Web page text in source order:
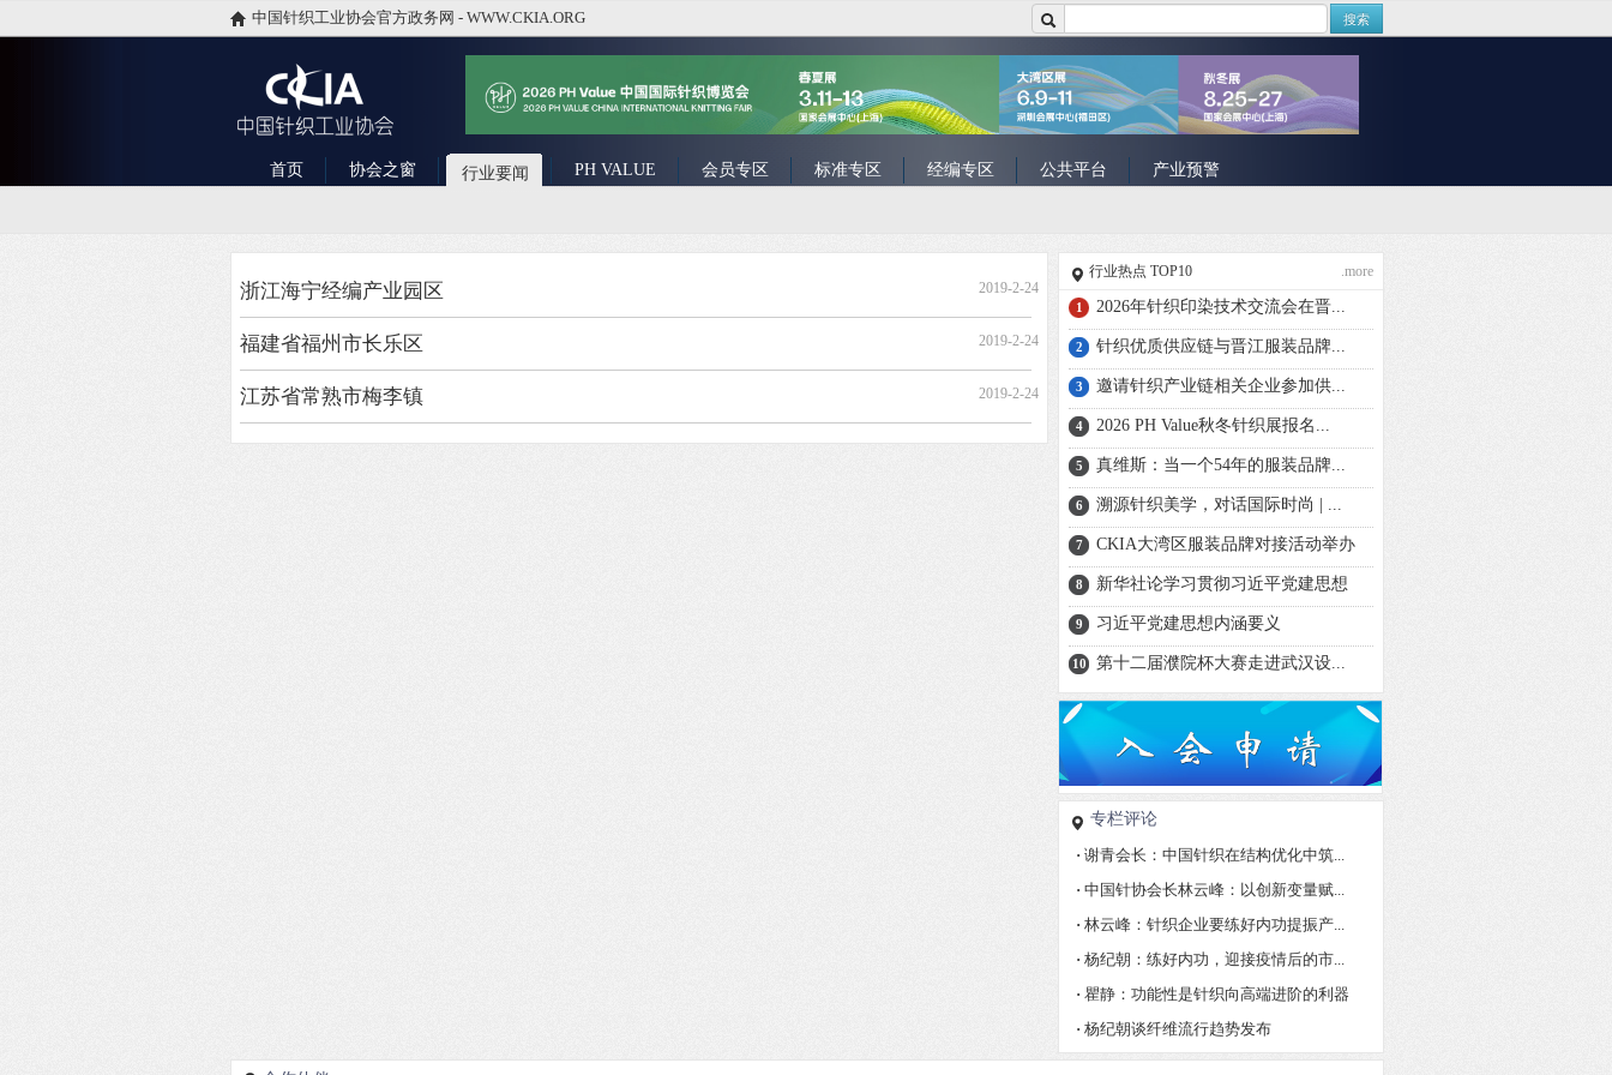
中国针织工业协会官方政务网 - WWW.CKIA.ORG 搜索
首页 协会之窗 行业要闻 PH VALUE 会员专区 标准专区 经编专区 公共平台 产业预警
浙江海宁经编产业园区 2019-2-24
福建省福州市长乐区 2019-2-24
江苏省常熟市梅李镇 2019-2-24
行业热点 TOP10 .more
1 2026年针织印染技术交流会在晋...
2 针织优质供应链与晋江服装品牌...
3 邀请针织产业链相关企业参加供...
4 2026 PH Value秋冬针织展报名...
5 真维斯：当一个54年的服装品牌...
6 溯源针织美学，对话国际时尚 | ...
7 CKIA大湾区服装品牌对接活动举办
8 新华社论学习贯彻习近平党建思想
9 习近平党建思想内涵要义
10 第十二届濮院杯大赛走进武汉设...
专栏评论
· 谢青会长：中国针织在结构优化中筑...
· 中国针协会长林云峰：以创新变量赋...
· 林云峰：针织企业要练好内功提振产...
· 杨纪朝：练好内功，迎接疫情后的市...
· 瞿静：功能性是针织向高端进阶的利器
· 杨纪朝谈纤维流行趋势发布